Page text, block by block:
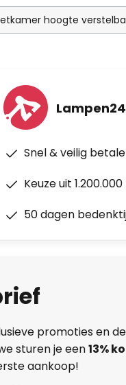
hoogte
Snel & veilig
Keuze uit
50 dagen
promoties en
sturen je een13%
aankoop!